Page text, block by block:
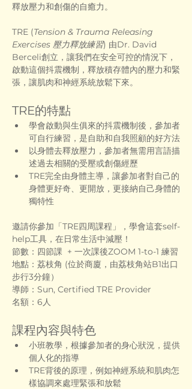
釋放壓力和創傷的自癒力。
TRE (Tension & Trauma Releasing
Exercises 壓力釋放練習) 由Dr. David
Berceli創立，讓我們在安全可控的情況下，
啟動這個抖震機制，釋放積存體內的壓力和緊
張，讓肌肉和神經系統放鬆下來。
TRE的特點
學會啟動與生俱來的抖震機制後，參加者
可自行練習，是自助和自我照顧的好方法
以身體去釋放壓力，參加者無需用言語描
述過去相關的受壓或創傷經歷
TRE完全由身體主導，讓參加者對自己的
身體更好奇、更開放，更接納自己身體的
獨特性
邀請你參加「TRE四周課程」，學會這套self-
help工具，在日常生活中減壓！
節數：四節課  + 一次課後ZOOM 1-to-1 練習
地點：荔枝角 (位於商廈，由荔枝角站B1出口
步行3分鐘）
導師：Sun, Certified TRE Provider
名額：6人
課程內容與特色
小班教學，根據參加者的身心狀況，提供
個人化的指導
TRE背後的原理，例如神經系統和肌肉怎
樣協調來處理緊張和放鬆